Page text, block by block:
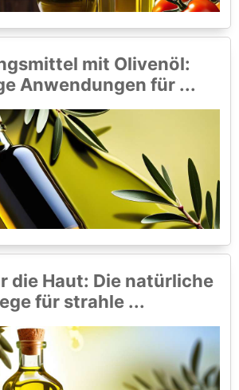
mit Olivenöl:
Anwendungen für ...
die Haut: Die natürliche
für strahle ...